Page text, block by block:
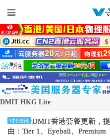
DMIT HKG Lite
VPS资讯
DMIT香港套餐更新，
由：Tier 1、Eyeball、Premium